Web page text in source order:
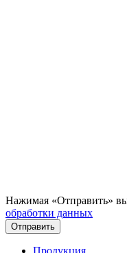
Нажимая «Отправить»
обработки данных
Отправить
Продукция